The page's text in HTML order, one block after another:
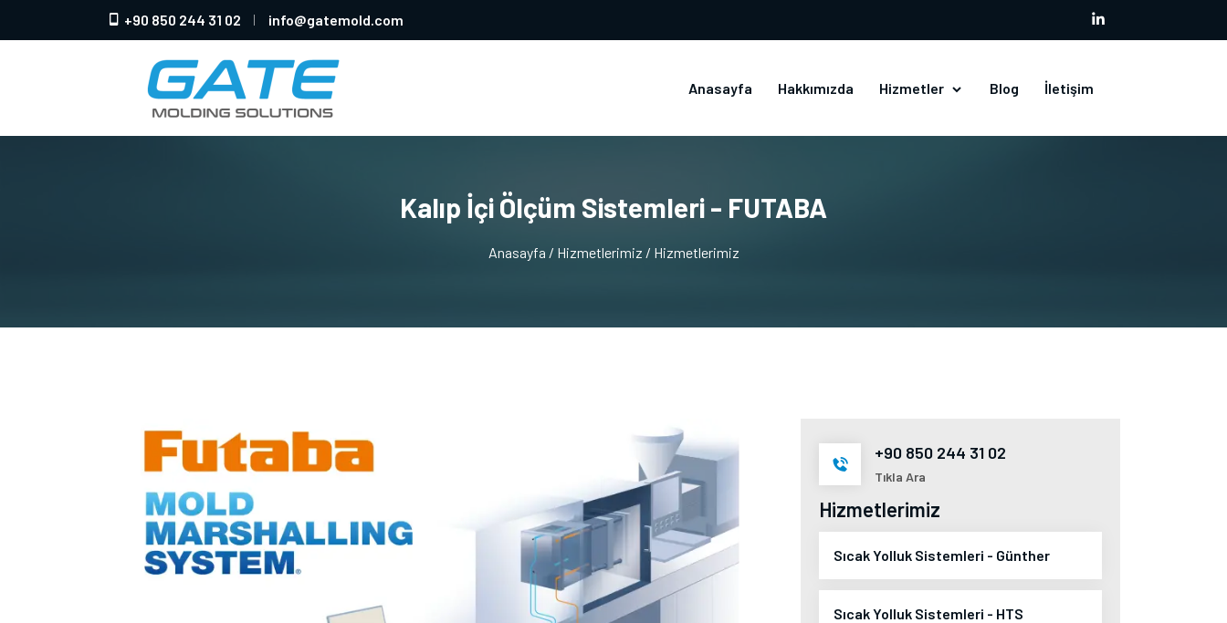
+90 850 244 31 02 info@gatemold.com
Anasayfa Hakkımızda Hizmetler Blog İletişim
Kalıp İçi Ölçüm Sistemleri - FUTABA
Anasayfa / Hizmetlerimiz / Hizmetlerimiz
+90 850 244 31 02
Tıkla Ara
Hizmetlerimiz
Sıcak Yolluk Sistemleri - Günther
Sıcak Yolluk Sistemleri - HTS